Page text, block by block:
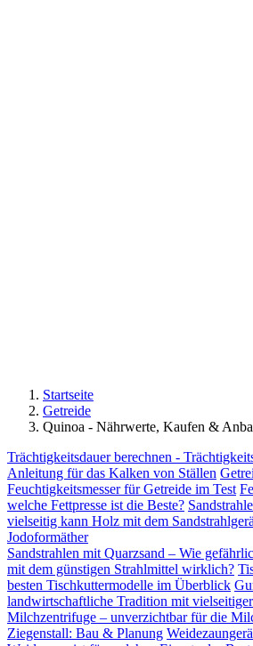
Startseite
Getreide
Quinoa - Nährwerte, Kaufen &
Trächtigkeitsdauer berechnen -
Anleitung für das Kalken von Ställen
Feuchtigkeitsmesser für Getreide im Test
welche Fettpresse ist die Beste?
vielseitig kann Holz mit dem
Jodoformäther
Sandstrahlen mit Quarzsand – Wie
mit dem günstigen Strahlmittel wirklich?
besten Tischkuttermodelle im Überblick
landwirtschaftliche Tradition mit
Milchzentrifuge – unverzichtbar für die
Ziegenstall: Bau & Planung